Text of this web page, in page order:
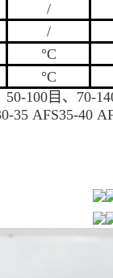
/
/
°C
°C
100目、70-
35 AFS35-40